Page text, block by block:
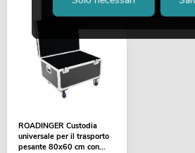
ROADINGER Custodia
universale per il trasporto
pesante 80x60 cm con...